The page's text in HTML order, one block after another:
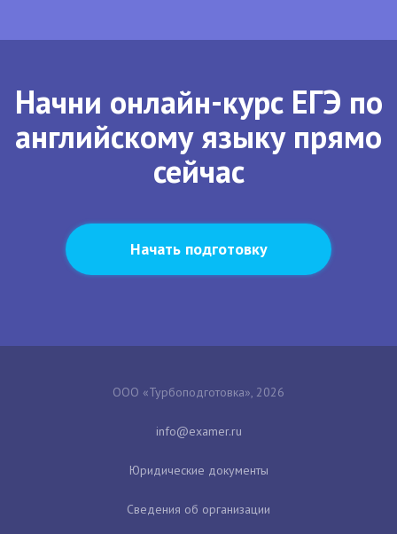
Начни онлайн-курс ЕГЭ по
английскому языку прямо
сейчас
Начать подготовку
ООО «Турбоподготовка», 2026
Юридические документы
Сведения об организации